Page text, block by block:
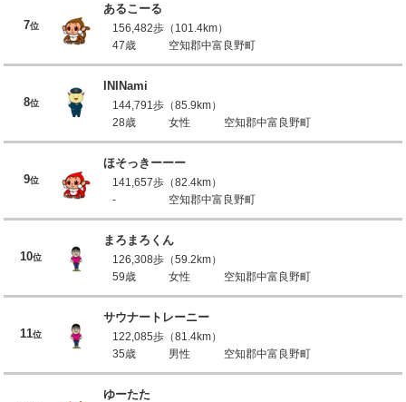
7位
あるこーる
156,482歩（101.4km）
47歳
空知郡中富良野町
8位
ININami
144,791歩（85.9km）
28歳
女性 空知郡中富良野町
9位
ほそっきーーー
141,657歩（82.4km）
-
空知郡中富良野町
10位
まろまろくん
126,308歩（59.2km）
59歳
女性 空知郡中富良野町
11位
サウナートレーニー
122,085歩（81.4km）
35歳
男性 空知郡中富良野町
ゆーたた